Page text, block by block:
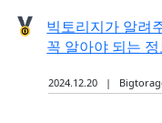
빅토리지가 알려
꼭 알아야 되는
2024.12.20 |